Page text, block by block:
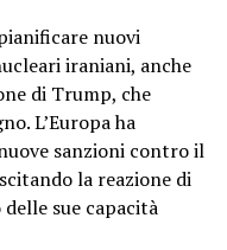
nuovi
iraniani, anche
di Trump, che
L’Europa ha
sanzioni contro il
la reazione di
sue capacità